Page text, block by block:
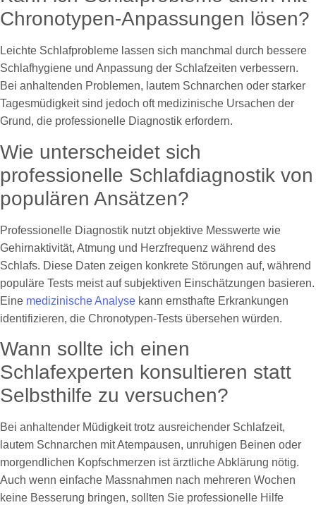
Chronotypen-Anpassungen lösen?
Leichte Schlafprobleme lassen sich manchmal durch bessere
Schlafhygiene und Anpassung der Schlafzeiten verbessern.
Bei anhaltenden Problemen, lautem Schnarchen oder starker
Tagesmüdigkeit sind jedoch oft medizinische Ursachen der
Grund, die professionelle Diagnostik erfordern.
Wie unterscheidet sich
professionelle Schlafdiagnostik von
populären Ansätzen?
Professionelle Diagnostik nutzt objektive Messwerte wie
Gehirnaktivität, Atmung und Herzfrequenz während des
Schlafs. Diese Daten zeigen konkrete Störungen auf, während
populäre Tests meist auf subjektiven Einschätzungen basieren.
Eine medizinische Analyse kann ernsthafte Erkrankungen
identifizieren, die Chronotypen-Tests übersehen würden.
Wann sollte ich einen
Schlafexperten konsultieren statt
Selbsthilfe zu versuchen?
Bei anhaltender Müdigkeit trotz ausreichender Schlafzeit,
lautem Schnarchen mit Atempausen, unruhigen Beinen oder
morgendlichen Kopfschmerzen ist ärztliche Abklärung nötig.
Auch wenn einfache Massnahmen nach mehreren Wochen
keine Besserung bringen, sollten Sie professionelle Hilfe